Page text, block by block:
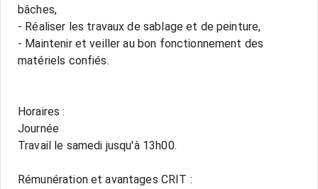
bâches,
- Réaliser les travaux de sablage et de peinture,
- Maintenir et veiller au bon fonctionnement des
matériels confiés.
Horaires :
Journée
Travail le samedi jusqu'à 13h00.
Rémunération et avantages CRIT :